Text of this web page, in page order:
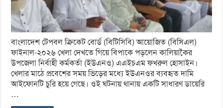
বাংলাদেশ টেপবল ক্রিকেট বোর্ড (বিটিসিবি) আয়োজিত (বিসিএল)
ফাইনাল-২০২৬ খেলা দেখতে গিয়ে বিপাকে পড়লেন কালিয়াকৈর
উপজেলা নির্বাহী কর্মকর্তা (ইউএনও) এএইচএম ফখরুল হোসাইন।
খেলার মাঠে প্রবেশের সময় ভিড়ের মধ্যে ইউএনওর ব্যবহৃত দামি
আইফোনটি চুরি হয়ে গেছে। ওই ঘটনায় থানায় একটি সাধারণ ডায়েরি
…